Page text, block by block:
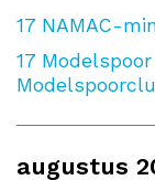
17 NAMAC-
17
augustus